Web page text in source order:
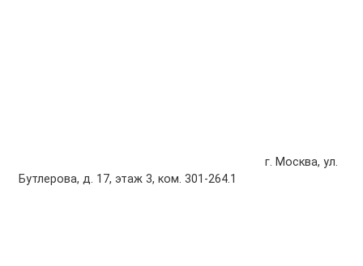
г. Москва, ул.
Бутлерова, д. 17, этаж 3, ком. 301-264.1